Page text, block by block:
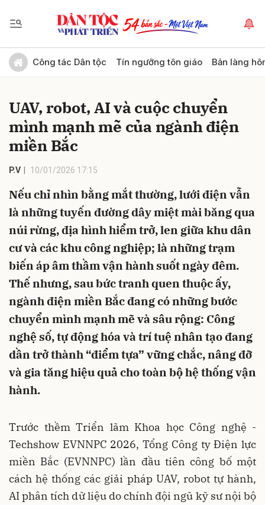
Công tác Dân tộc Tín ngưỡng tôn giáo Bản làng
UAV, robot, AI và cuộc chuyển
mình mạnh mẽ của ngành điện
miền Bắc
P.V 10/01/2026 17:15
Nếu chỉ nhìn bằng mắt thường, lưới điện vẫn
là những tuyến đường dây miệt mài băng qua
núi rừng, địa hình hiểm trở, len giữa khu dân
cư và các khu công nghiệp; là những trạm
biến áp âm thầm vận hành suốt ngày đêm.
Thế nhưng, sau bức tranh quen thuộc ấy,
ngành điện miền Bắc đang có những bước
chuyển mình mạnh mẽ và sâu rộng: Công
nghệ số, tự động hóa và trí tuệ nhân tạo đang
dần trở thành “điểm tựa” vững chắc, nâng đỡ
và gia tăng hiệu quả cho toàn bộ hệ thống vận
hành.
Trước thềm Triển lãm Khoa học Công nghệ -
Techshow EVNNPC 2026, Tổng Công ty Điện lực
miền Bắc (EVNNPC) lần đầu tiên công bố một
cách hệ thống các giải pháp UAV, robot tự hành,
AI phân tích dữ liệu do chính đội ngũ kỹ sư nội bộ
Gửi bình luận